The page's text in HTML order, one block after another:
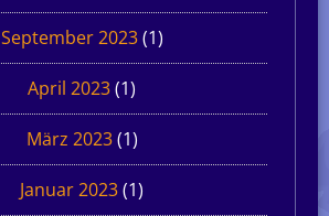
September 2023(1)
April 2023(1)
März 2023(1)
Januar 2023(1)